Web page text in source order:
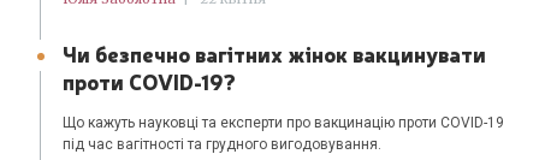
Чи безпечно вагітних жінок вакцинувати
проти COVID-19?
Що кажуть науковці та експерти про вакцинацію проти COVID-19
під час вагітності та грудного вигодовування.